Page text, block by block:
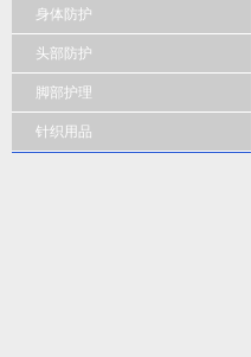
身体防护
头部防护
脚部护理
针织用品